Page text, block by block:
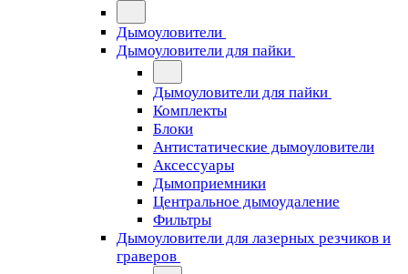
Дымоуловители
Дымоуловители для пайки
Дымоуловители для пайки
Комплекты
Блоки
Антистатические дымоуловители
Аксессуары
Дымоприемники
Центральное дымоудаление
Фильтры
Дымоуловители для лазерных резчиков и
граверов